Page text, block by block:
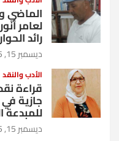
الماضي
لعامر
رائد
ديسمبر 15, 2025
الأدب والنقد
قراءة
جازية
للمبدعة
ديسمبر 15, 2025